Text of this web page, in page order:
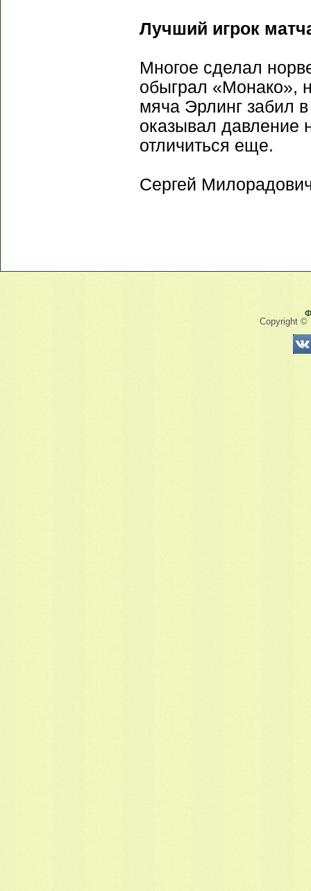
Лучший игрок
Многое сделал
обыграл «Монако»,
мяча Эрлинг забил
оказывал давление
отличиться еще.
Сергей
Copyright ©